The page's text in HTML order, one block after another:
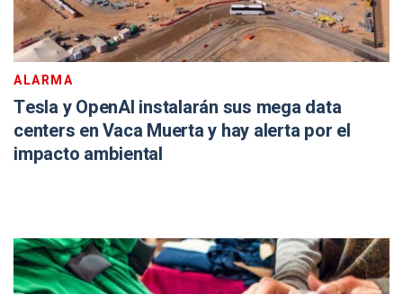
ALARMA
Tesla y OpenAI instalarán sus mega data
centers en Vaca Muerta y hay alerta por el
impacto ambiental